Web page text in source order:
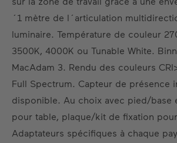
´1 mètre de l´articulation
luminaire. Température de couleur
3500K, 4000K ou Tunable White.
MacAdam 3. Rendu des couleurs
Full Spectrum. Capteur de présence
disponible. Au choix avec pied/base
pour table, plaque/kit de fixation
Adaptateurs spécifiques à chaque